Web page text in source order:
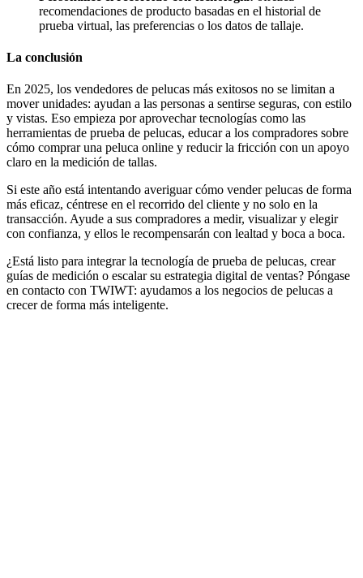
recomendaciones de producto basadas en el historial de
prueba virtual, las preferencias o los datos de tallaje.
La conclusión
En 2025, los vendedores de pelucas más exitosos no se limitan a
mover unidades: ayudan a las personas a sentirse seguras, con estilo
y vistas. Eso empieza por aprovechar tecnologías como las
herramientas de prueba de pelucas, educar a los compradores sobre
cómo comprar una peluca online y reducir la fricción con un apoyo
claro en la medición de tallas.
Si este año está intentando averiguar cómo vender pelucas de forma
más eficaz, céntrese en el recorrido del cliente y no solo en la
transacción. Ayude a sus compradores a medir, visualizar y elegir
con confianza, y ellos le recompensarán con lealtad y boca a boca.
¿Está listo para integrar la tecnología de prueba de pelucas, crear
guías de medición o escalar su estrategia digital de ventas? Póngase
en contacto con TWIWT: ayudamos a los negocios de pelucas a
crecer de forma más inteligente.